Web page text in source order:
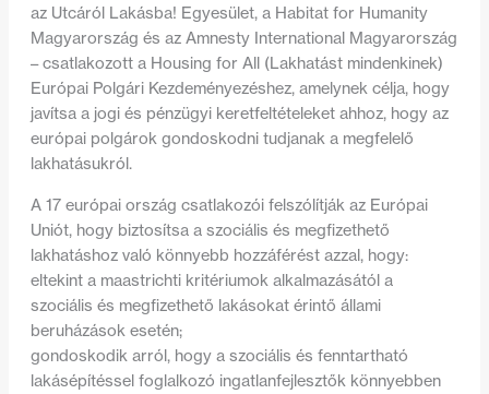
az Utcáról Lakásba! Egyesület, a Habitat for Humanity
Magyarország és az Amnesty International Magyarország
– csatlakozott a Housing for All (Lakhatást mindenkinek)
Európai Polgári Kezdeményezéshez, amelynek célja, hogy
javítsa a jogi és pénzügyi keretfeltételeket ahhoz, hogy az
európai polgárok gondoskodni tudjanak a megfelelő
lakhatásukról.
A 17 európai ország csatlakozói felszólítják az Európai
Uniót, hogy biztosítsa a szociális és megfizethető
lakhatáshoz való könnyebb hozzáférést azzal, hogy:
eltekint a maastrichti kritériumok alkalmazásától a
szociális és megfizethető lakásokat érintő állami
beruházások esetén;
gondoskodik arról, hogy a szociális és fenntartható
lakásépítéssel foglalkozó ingatlanfejlesztők könnyebben